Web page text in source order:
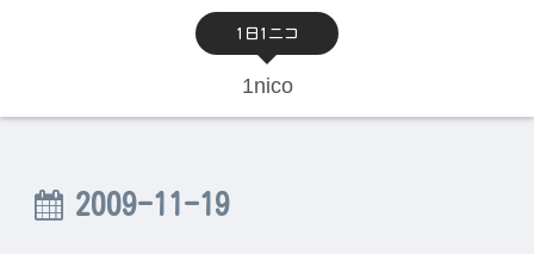
1日1ニコ
1nico
2009-11-19